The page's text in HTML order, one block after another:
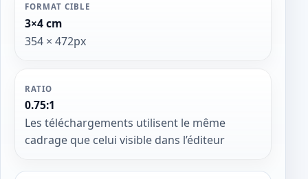
FORMAT CIBLE
3×4 cm
354 × 472px
RATIO
0.75:1
Les téléchargements utilisent le même
cadrage que celui visible dans l’éditeur